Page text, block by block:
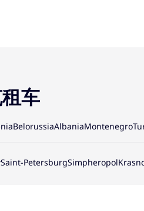
车
BelorussiaAlbaniaMontenegro
Saint-PetersburgSimpheropol